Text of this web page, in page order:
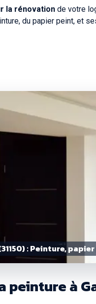
la rénovation de votre
du papier peint, et
: Peinture,
à